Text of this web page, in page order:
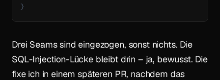
}
Drei Seams sind eingezogen, sonst nichts. Die
SQL-Injection-Lücke bleibt drin – ja, bewusst. Die
fixe ich in einem späteren PR, nachdem das